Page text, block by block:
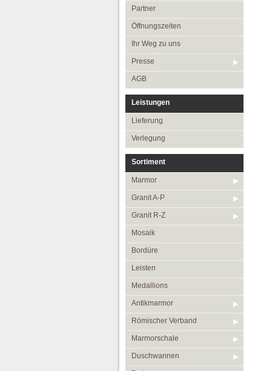
Ihr Weg zu uns
Presse
Partner
Öffnungszeiten
Ihr Weg zu uns
Presse
AGB
Leistungen
Lieferung
Verlegung
Sortiment
Marmor
Granit A-P
Granit R-Z
Mosaik
Bordüre
Leisten
Medallions
Antikmarmor
Römischer Verband
Marmorschale
Duschwannen